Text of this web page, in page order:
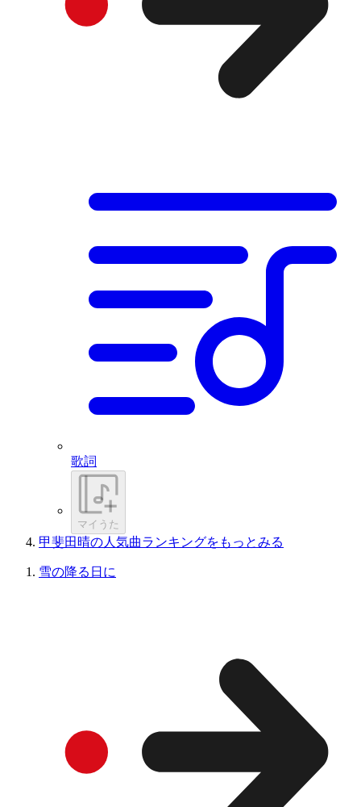
歌詞
マイうた
甲斐田晴の人気曲ランキングをもっとみる
雪の降る日に